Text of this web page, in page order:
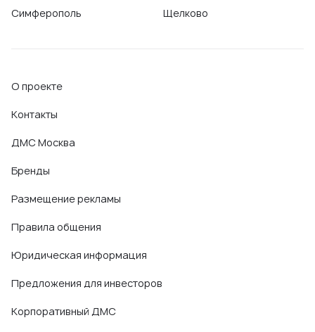
Симферополь
Щелково
О проекте
Контакты
ДМС Москва
Бренды
Размещение рекламы
Правила общения
Юридическая информация
Предложения для инвесторов
Корпоративный ДМС